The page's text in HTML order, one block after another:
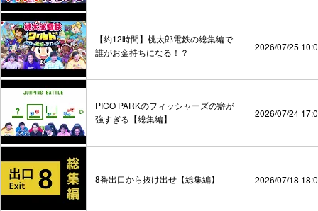
【約12時間】桃太郎電鉄の総集編で
誰がお金持ちになる！？
2026/07/25
PICO PARKのフィッシャーズの癖が
強すぎる【総集編】
2026/07/24
8番出口から抜け出せ【総集編】 2026/07/18